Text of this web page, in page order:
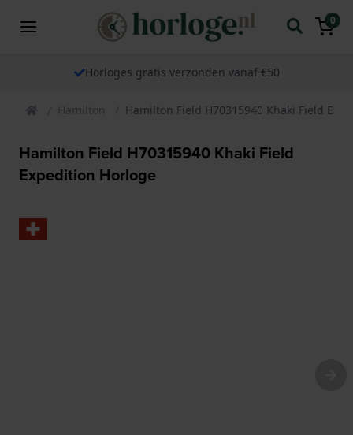
0
Horloges gratis verzonden vanaf €50
Hamilton Hamilton Field H70315940 Khaki Field
Hamilton Field H70315940 Khaki Field
Expedition Horloge